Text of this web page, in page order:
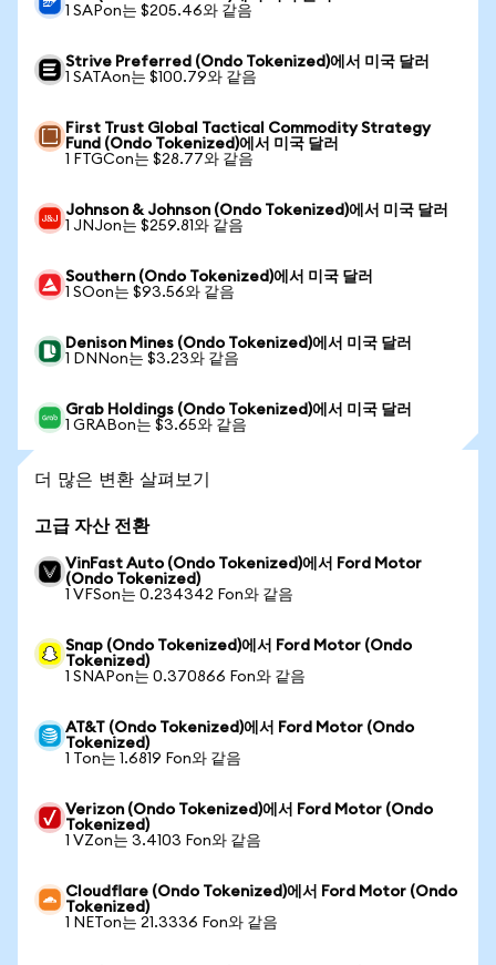
1 SAPon는 $205.46와 같음
Strive Preferred (Ondo Tokenized)에서 미국 달러
1 SATAon는 $100.79와 같음
First Trust Global Tactical Commodity Strategy
Fund (Ondo Tokenized)에서 미국 달러
1 FTGCon는 $28.77와 같음
Johnson & Johnson (Ondo Tokenized)에서 미국 달러
1 JNJon는 $259.81와 같음
Southern (Ondo Tokenized)에서 미국 달러
1 SOon는 $93.56와 같음
Denison Mines (Ondo Tokenized)에서 미국 달러
1 DNNon는 $3.23와 같음
Grab Holdings (Ondo Tokenized)에서 미국 달러
1 GRABon는 $3.65와 같음
더 많은 변환 살펴보기
고급 자산 전환
VinFast Auto (Ondo Tokenized)에서 Ford Motor
(Ondo Tokenized)
1 VFSon는 0.234342 Fon와 같음
Snap (Ondo Tokenized)에서 Ford Motor (Ondo
Tokenized)
1 SNAPon는 0.370866 Fon와 같음
AT&T (Ondo Tokenized)에서 Ford Motor (Ondo
Tokenized)
1 Ton는 1.6819 Fon와 같음
Verizon (Ondo Tokenized)에서 Ford Motor (Ondo
Tokenized)
1 VZon는 3.4103 Fon와 같음
Cloudflare (Ondo Tokenized)에서 Ford Motor (Ondo
Tokenized)
1 NETon는 21.3336 Fon와 같음